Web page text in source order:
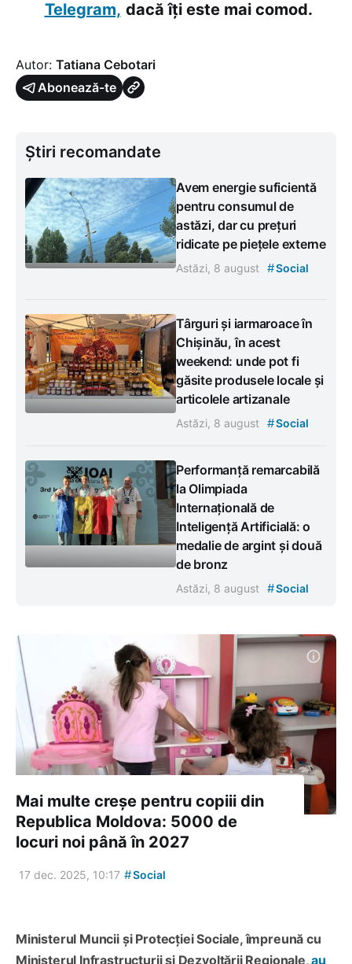
Telegram, dacă îți este mai comod.
Autor: Tatiana Cebotari
Abonează-te
Știri recomandate
Avem energie suficientă
pentru consumul de
astăzi, dar cu prețuri
ridicate pe piețele externe
Astăzi, 8 august #Social
Târguri și iarmaroace în
Chișinău, în acest
weekend: unde pot fi
găsite produsele locale și
articolele artizanale
Astăzi, 8 august #Social
Performanță remarcabilă
la Olimpiada
Internațională de
Inteligență Artificială: o
medalie de argint și două
de bronz
Astăzi, 8 august #Social
Mai multe creșe pentru copiii din
Republica Moldova: 5000 de
locuri noi până în 2027
17 dec. 2025, 10:17 #Social
Ministerul Muncii și Protecției Sociale, împreună cu
Ministerul Infrastructurii și Dezvoltării Regionale,au